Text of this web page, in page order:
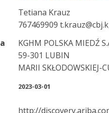
Tetiana Krauz
767469909
KGHM POLSKA MIEDŹ
59-301 LUBIN
MARII SKŁODOWSKIEJ-
2023-03-01
http://